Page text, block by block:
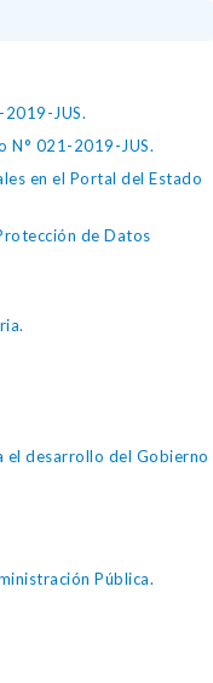
JUS.
N° 021-2019-JUS.
en el Portal del Estado
de Datos
el desarrollo del Gobierno
Pública.